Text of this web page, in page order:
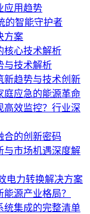
应用趋势
的智能守护者
方案
核心技术解析
与技术解析
新趋势与技术创新
庭应急的能源革命
高效监控？行业深
合的创新密码
与市场机遇深度解
电力转换解决方案
源产业格局？
统集成的完整清单